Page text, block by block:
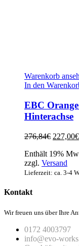
Warenkorb
In den
EBC
Hinterachse
276,84€
war:
276,84€
227,00€
Enthält 19%
zzgl. Versand
Lieferzeit: ca. 3-4
Kontakt
Wir freuen uns über Ihre
0172 4003797
info@evo-